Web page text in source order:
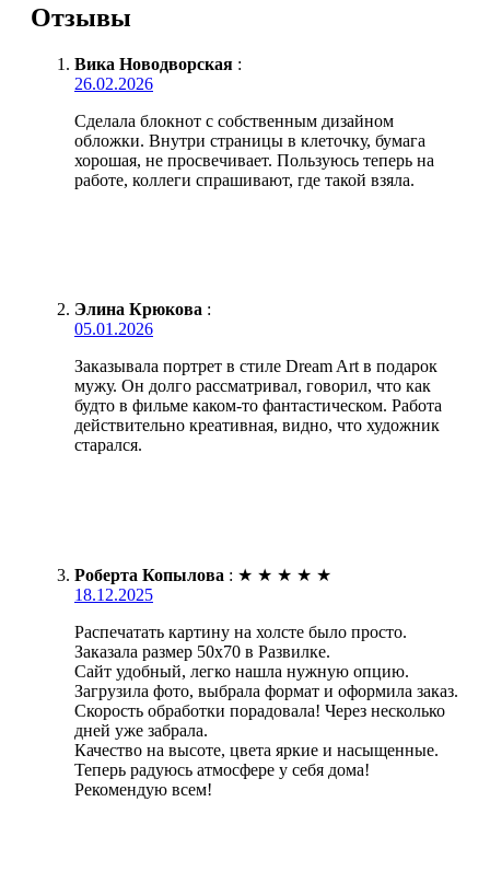
Отзывы
Вика Новодворская :
26.02.2026
Сделала блокнот с собственным дизайном
обложки. Внутри страницы в клеточку, бумага
хорошая, не просвечивает. Пользуюсь теперь на
работе, коллеги спрашивают, где такой взяла.
Элина Крюкова :
05.01.2026
Заказывала портрет в стиле Dream Art в подарок
мужу. Он долго рассматривал, говорил, что как
будто в фильме каком-то фантастическом. Работа
действительно креативная, видно, что художник
старался.
Роберта Копылова : ★ ★ ★ ★ ★
18.12.2025
Распечатать картину на холсте было просто.
Заказала размер 50х70 в Развилке.
Сайт удобный, легко нашла нужную опцию.
Загрузила фото, выбрала формат и оформила заказ.
Скорость обработки порадовала! Через несколько
дней уже забрала.
Качество на высоте, цвета яркие и насыщенные.
Теперь радуюсь атмосфере у себя дома!
Рекомендую всем!